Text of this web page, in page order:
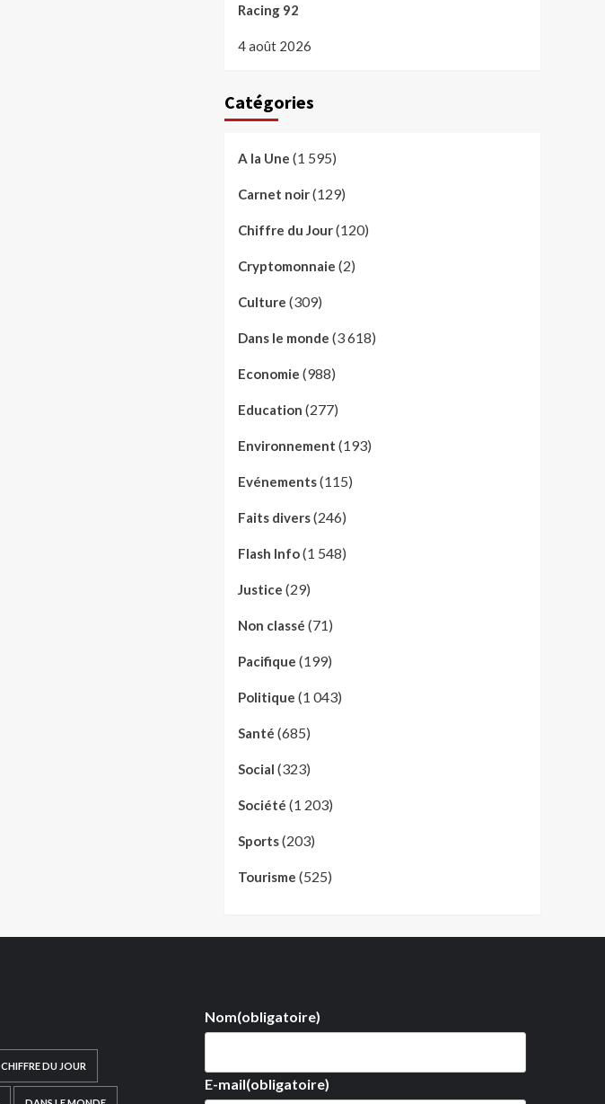
Racing 92
4 août 2026
Catégories
A la Une (1 595)
Carnet noir(129)
Chiffre du Jour(120)
Cryptomonnaie (2)
Culture (309)
Dans le monde (3 618)
Economie (988)
Education (277)
Environnement (193)
Evénements(115)
Faits divers(246)
Flash Info(1 548)
Justice (29)
Non classé (71)
Pacifique (199)
Politique (1 043)
Santé (685)
Social (323)
Société (1 203)
Sports(203)
Tourisme (525)
CHIFFRE DU JOUR
Nom(obligatoire)
E-mail(obligatoire)